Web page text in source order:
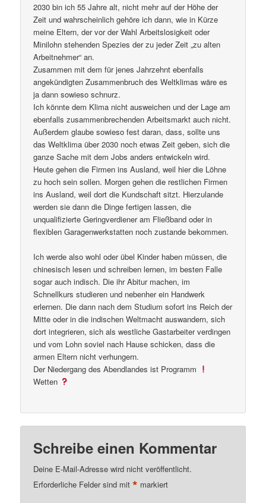
2030 bin ich 55 Jahre alt, nicht mehr auf der Höhe der
Zeit und wahrscheinlich gehöre ich dann, wie in Kürze
meine Eltern, der vor der Wahl Arbeitslosigkeit oder
Minilohn stehenden Spezies der zu jeder Zeit „zu alten
Arbeitnehmer“ an.
Zusammen mit dem für jenes Jahrzehnt ebenfalls
angekündigten Zusammenbruch des Weltklimas wäre es
ja dann sowieso schnurz.
Ich könnte dem Klima nicht ausweichen und der Lage am
ebenfalls zusammenbrechenden Arbeitsmarkt auch nicht.
Außerdem glaube sowieso fest daran, dass, sollte uns
das Weltklima über 2030 noch etwas Zeit geben, sich die
ganze Sache mit dem Jobs anders entwickeln wird.
Heute gehen die Firmen ins Ausland, weil hier die Löhne
zu hoch sein sollen. Morgen gehen die restlichen Firmen
ins Ausland, weil dort die Kundschaft sitzt. Hierzulande
werden sie dann die Dinge fertigen lassen, die
unqualifizierte Geringverdiener am Fließband oder in
flexiblen Garagenwerkstatten noch zustande bekommen.
Ich werde also wohl oder übel Kinder haben müssen, die
chinesisch lesen und schreiben lernen, im besten Falle
sogar auch indisch. Die ihr Abitur machen, im
Schnellkurs studieren und nebenher ein Handwerk
erlernen. Die dann nach dem Studium sofort ins Reich der
Mitte oder in die indischen Weltmacht auswandern, sich
dort integrieren, sich als westliche Gastarbeiter verdingen
und vom Lohn soviel nach Hause schicken, dass die
armen Eltern nicht verhungern.
Der Niedergang des Abendlandes ist Programm
Wetten
Schreibe einen Kommentar
Deine E-Mail-Adresse wird nicht veröffentlicht.
Erforderliche Felder sind mit* markiert